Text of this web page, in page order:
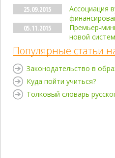
25.09.2015
Ассоциация
05.11.2015
Премьер-
новой
Популярные статьи
Законодательство в
Куда пойти учиться?
Толковый словарь